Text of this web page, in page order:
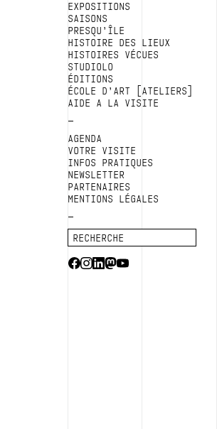
EXPOSITIONS
SAISONS
PRESQU’ÎLE
HISTOIRE DES LIEUX
HISTOIRES VÉCUES
STUDIOLO
ÉDITIONS
ÉCOLE D’ART [ATELIERS]
AIDE A LA VISITE
AGENDA
VOTRE VISITE
INFOS PRATIQUES
NEWSLETTER
PARTENAIRES
MENTIONS LÉGALES